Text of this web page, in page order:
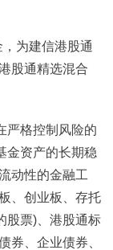
为建信港股通
股通精选混合
严格控制风险的
金资产的长期稳
动性的金融工
、创业板、存托
股票)、港股通标
券、企业债券、